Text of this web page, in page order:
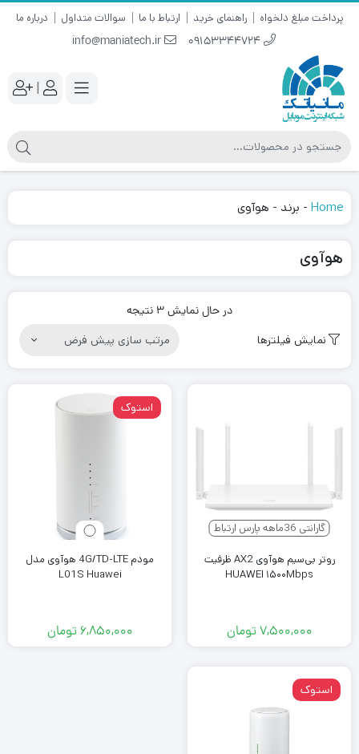
پرداخت مبلغ دلخواه راهنمای خرید ارتباط با ما سوالات متداول درباره ما
09153344724
info@maniatech.ir
|
Home
- برند - هوآوی
هوآوی
در حال نمایش 3 نتیجه
نمایش فیلترها
گارانتی 36ماهه پارس ارتباط
روتر بی‌سیم هوآوی AX2 ظرفیت
HUAWEI ۱۵۰۰Mbps
۷,۵۰۰,۰۰۰تومان
استوک
مودم 4G/TD-LTE هوآوی مدل
L01S Huawei
۶,۸۵۰,۰۰۰تومان
استوک